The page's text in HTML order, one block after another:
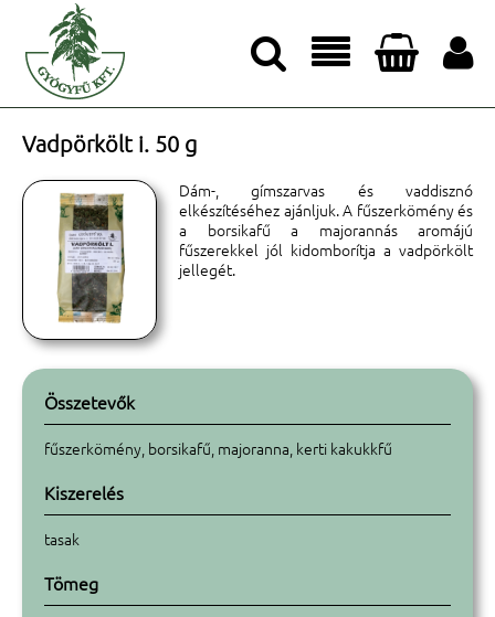




Vadpörkölt i. 50 g
Dám-, gímszarvas és vaddisznó
elkészítéséhez ajánljuk. A fűszerkömény és
a borsikafű a majorannás aromájú
fűszerekkel jól kidomborítja a vadpörkölt
jellegét.
Összetevők
fűszerkömény, borsikafű, majoranna, kerti kakukkfű
Kiszerelés
tasak
Tömeg